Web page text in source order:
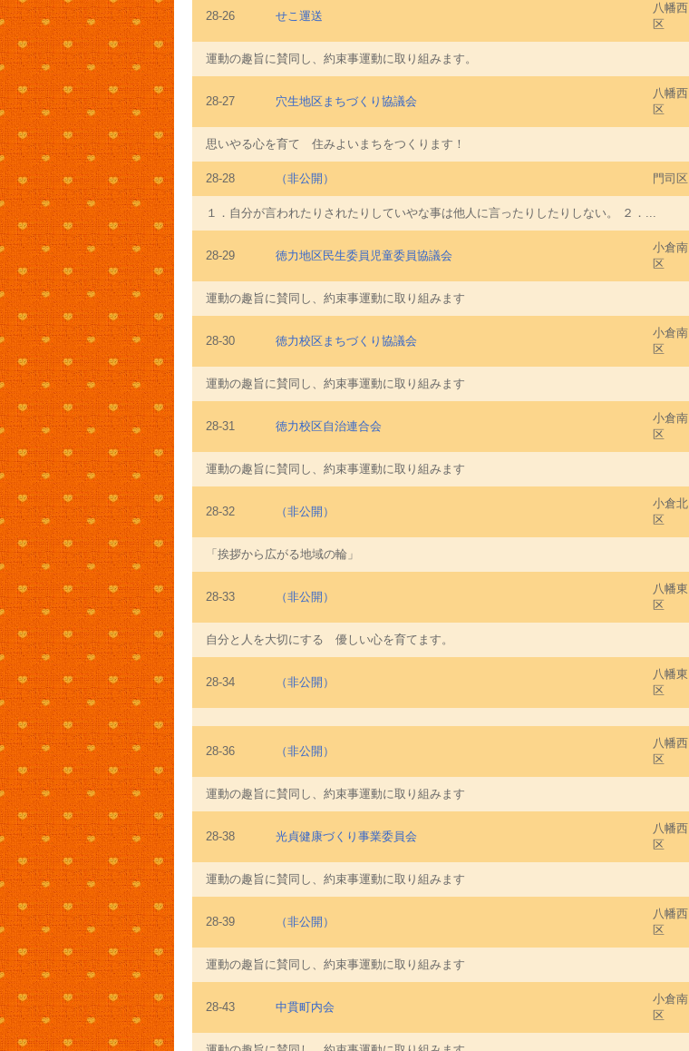
28-26 せこ運送
八幡西
区
運動の趣旨に賛同し、約束事運動に取り組みます。
28-27 穴生地区まちづくり協議会
八幡西
区
思いやる心を育て 住みよいまちをつくります！
28-28 （非公開） 門司区
１．自分が言われたりされたりしていやな事は他人に言ったりしたりしない。 ２．...
28-29 徳力地区民生委員児童委員協議会
小倉南
区
運動の趣旨に賛同し、約束事運動に取り組みます
28-30 徳力校区まちづくり協議会
小倉南
区
運動の趣旨に賛同し、約束事運動に取り組みます
28-31 徳力校区自治連合会
小倉南
区
運動の趣旨に賛同し、約束事運動に取り組みます
28-32 （非公開）
小倉北
区
「挨拶から広がる地域の輪」
28-33 （非公開）
八幡東
区
自分と人を大切にする 優しい心を育てます。
28-34 （非公開）
八幡東
区
28-36 （非公開）
八幡西
区
運動の趣旨に賛同し、約束事運動に取り組みます
28-38 光貞健康づくり事業委員会
八幡西
区
運動の趣旨に賛同し、約束事運動に取り組みます
28-39 （非公開）
八幡西
区
運動の趣旨に賛同し、約束事運動に取り組みます
28-43 中貫町内会
小倉南
区